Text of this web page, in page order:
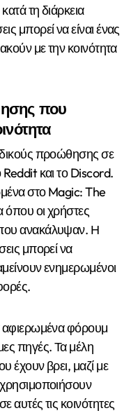
τη διάρκεια
μπορεί να είναι ένας
με την κοινότητα
που
προώθησης σε
και το Discord.
στο Magic: The
οι χρήστες
ανακάλυψαν. Η
μπορεί να
ενημερωμένοι
αφιερωμένα φόρουμ
πηγές. Τα μέλη
έχουν βρει, μαζί με
αυτές τις κοινότητες